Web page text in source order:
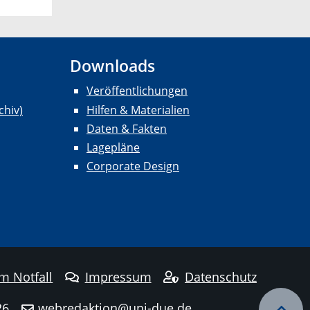
Downloads
Veröffentlichungen
Hilfen & Materialien
Daten & Fakten
Lagepläne
Corporate Design
Notfall Impressum
Datenschutz